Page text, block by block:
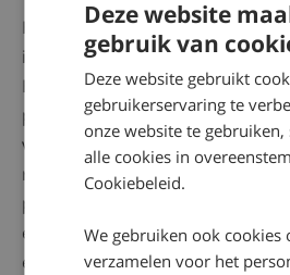
Het brandwondencentrum van
in Groningen heeft deBBQ –
Bewust Onbeschonken
persoon die tijdens de barbecue
verantwoordelijk wordt
rondom de barbecue. In een
promotiecampagne pleit het
ervoor, dat bij elke
een BBQ – BOB wordt
Deze website
gebruik van
Deze website gebruikt
gebruikerservaring te
onze website te
alle cookies in
Cookiebeleid.
We gebruiken ook cookies
verzamelen voor het